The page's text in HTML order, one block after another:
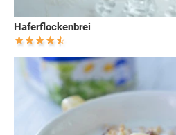
Haferflockenbrei